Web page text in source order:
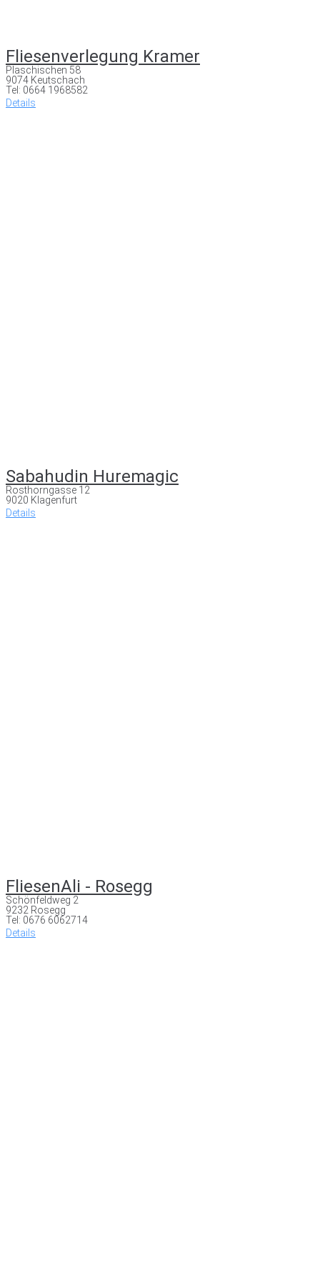
Fliesenverlegung Kramer
Plaschischen 58
9074 Keutschach
Tel: 0664 1968582
Details
Sabahudin Huremagic
Rosthorngasse 12
9020 Klagenfurt
Details
FliesenAli - Rosegg
Schönfeldweg 2
9232 Rosegg
Tel: 0676 6062714
Details